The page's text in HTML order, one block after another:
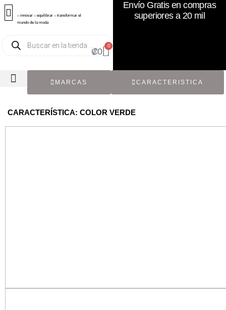
– innovar – equilibrar – transformar el
mundo de la moda
₡0
0
Envío Gratis en compras
superiores a 20 mil
MARCAS CARACTERISTICA
CARACTERÍSTICA: COLOR VERDE